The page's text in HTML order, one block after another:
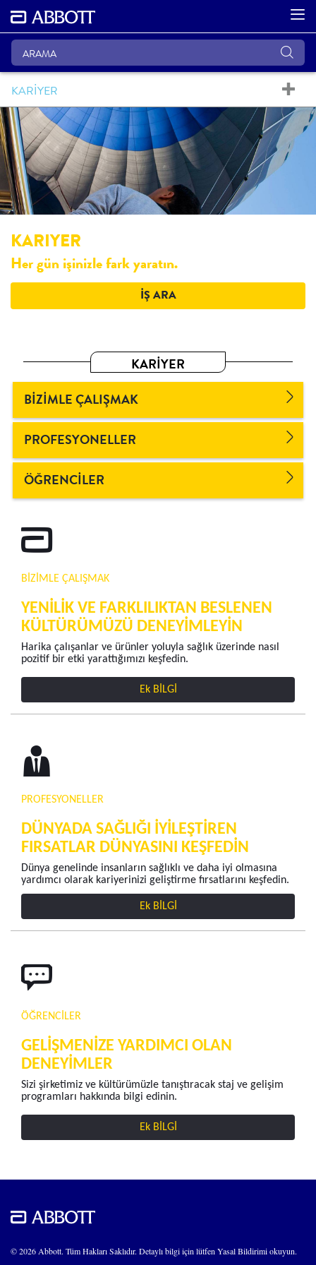
KARIYER
KARIYER
Her gün işinizle fark yaratın.
İŞ ARA
KARİYER
BİZİMLE ÇALIŞMAK
PROFESYONELLER
ÖĞRENCİLER
BİZİMLE ÇALIŞMAK
YENİLİK VE FARKLILIKTAN BESLENEN
KÜLTÜRÜMÜZÜ DENEYİMLEYİN
Harika çalışanlar ve ürünler yoluyla sağlık üzerinde nasıl
pozitif bir etki yarattığımızı keşfedin.
Ek BİLGİ
PROFESYONELLER
DÜNYADA SAĞLIĞI İYİLEŞTİREN
FIRSATLAR DÜNYASINI KEŞFEDİN
Dünya genelinde insanların sağlıklı ve daha iyi olmasına
yardımcı olarak kariyerinizi geliştirme fırsatlarını keşfedin.
Ek BİLGİ
ÖĞRENCİLER
GELİŞMENİZE YARDIMCI OLAN
DENEYİMLER
Sizi şirketimiz ve kültürümüzle tanıştıracak staj ve gelişim
programları hakkında bilgi edinin.
Ek BİLGİ
© 2026 Abbott. Tüm Hakları Saklıdır. Detaylı bilgi için lütfen Yasal Bildirimi okuyun.